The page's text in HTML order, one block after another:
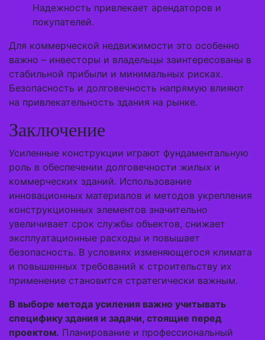
Надежность привлекает арендаторов и
покупателей.
Для коммерческой недвижимости это особенно
важно – инвесторы и владельцы заинтересованы в
стабильной прибыли и минимальных рисках.
Безопасность и долговечность напрямую влияют
на привлекательность здания на рынке.
Заключение
Усиленные конструкции играют фундаментальную
роль в обеспечении долговечности жилых и
коммерческих зданий. Использование
инновационных материалов и методов укрепления
конструкционных элементов значительно
увеличивает срок службы объектов, снижает
эксплуатационные расходы и повышает
безопасность. В условиях изменяющегося климата
и повышенных требований к строительству их
применение становится стратегически важным.
В выборе метода усиления важно учитывать
специфику здания и задачи, стоящие перед
проектом. Планирование и профессиональный